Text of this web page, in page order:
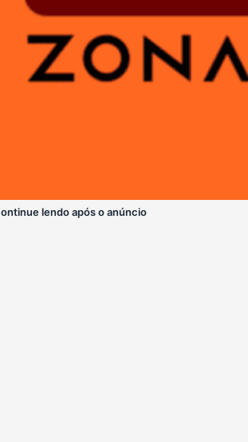
lendo após o anúncio